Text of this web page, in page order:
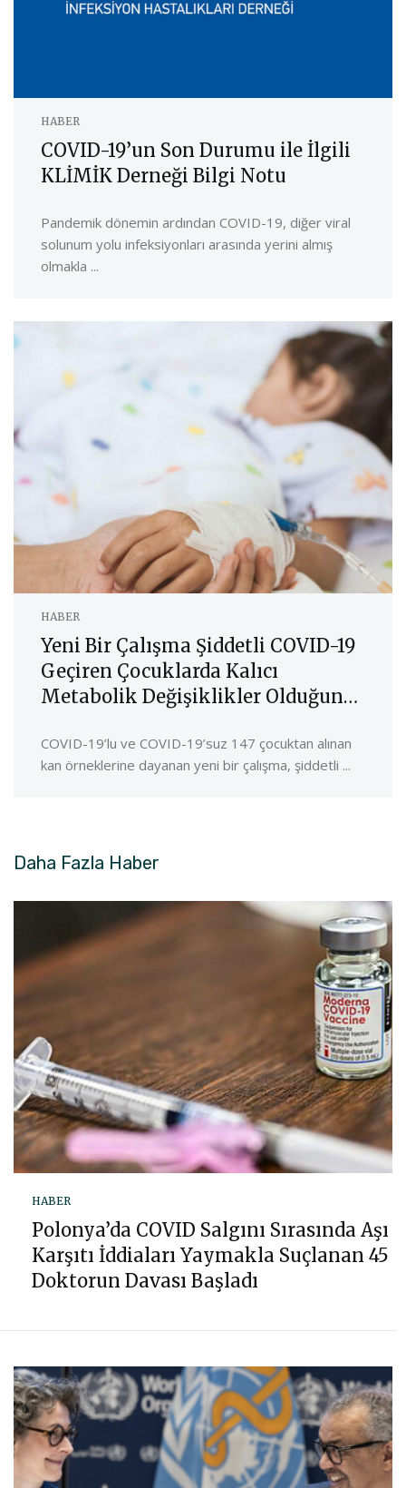
HABER
COVID-19’un Son Durumu ile İlgili
KLİMİK Derneği Bilgi Notu
Pandemik dönemin ardından COVID-19, diğer viral
solunum yolu infeksiyonları arasında yerini almış
olmakla ...
HABER
Yeni Bir Çalışma Şiddetli COVID-19
Geçiren Çocuklarda Kalıcı
Metabolik Değişiklikler Olduğunu
COVID-19’lu ve COVID-19’suz 147 çocuktan alınan
kan örneklerine dayanan yeni bir çalışma, şiddetli ...
Daha Fazla Haber
HABER
Polonya’da COVID Salgını Sırasında Aşı
Karşıtı İddiaları Yaymakla Suçlanan 45
Doktorun Davası Başladı